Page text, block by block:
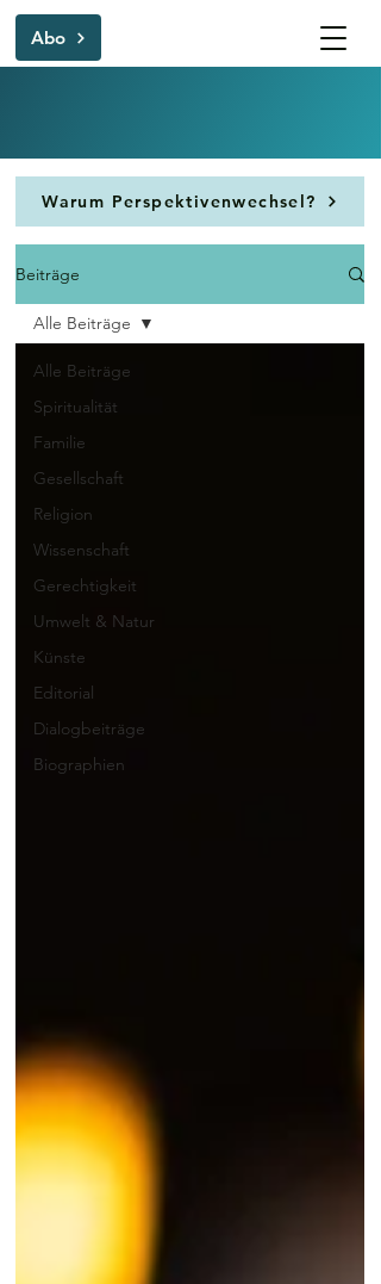
Abo
Warum Perspektivenwechsel?
Beiträge
Alle Beiträge
Spiritualität
Familie
Gesellschaft
Religion
Wissenschaft
Gerechtigkeit
Umwelt & Natur
Künste
Editorial
Dialogbeiträge
Biographien
Alle Beiträge